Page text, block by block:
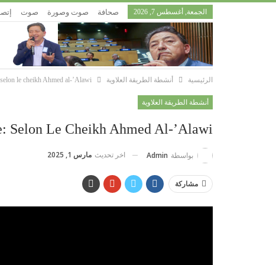
الجمعة, أغسطس 7, 2026 صحافة صوت وصورة صوت
الرئيسية أنشطة الطريقة العلاوية le cheikh Ahmed al-’Alawi
أنشطة الطريقة العلاوية
Selon Le Cheikh Ahmed Al-’Alawi
بواسطة Admin اخر تحديث مارس 1, 2025
مشاركة